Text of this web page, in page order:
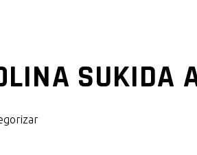
SUKIDA